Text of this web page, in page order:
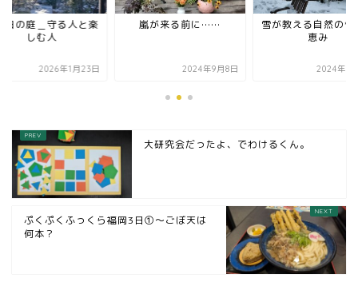
日の庭＿守る人と楽
しむ人
2026年1月23日
嵐が来る前に……
2024年9月8日
雪が教える自然の脅
恵み
2024年2
大研究会だったよ、でわけるくん。
ぷくぷくふっくら福岡3日①～ごぼ天は
何本？